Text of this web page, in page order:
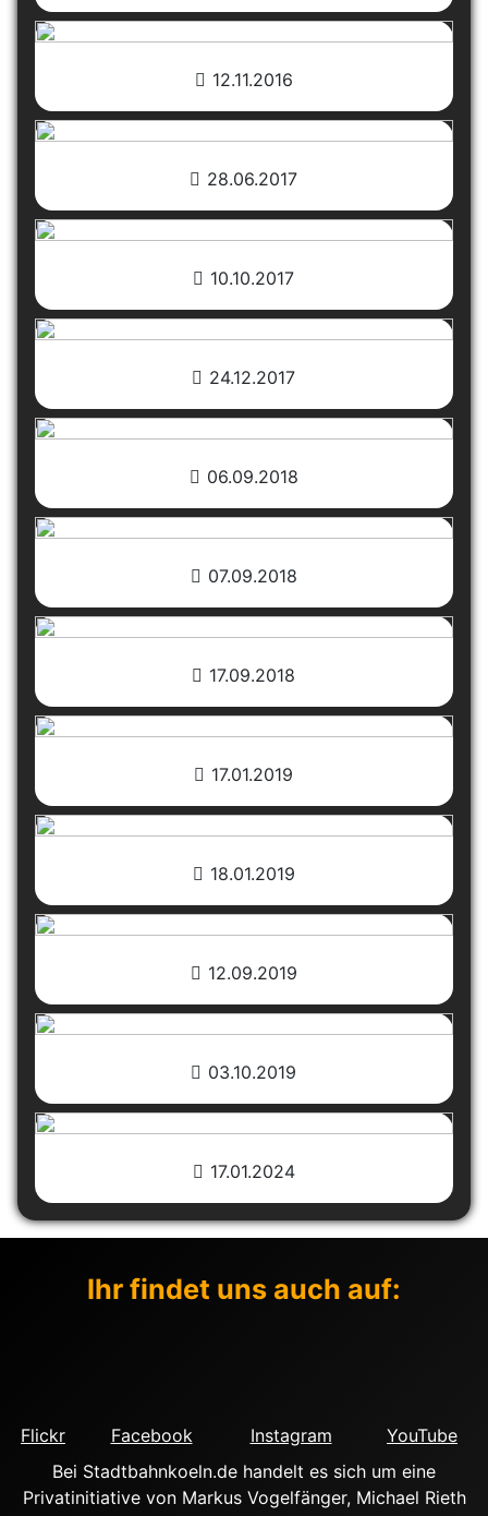
12.11.2016
28.06.2017
10.10.2017
24.12.2017
06.09.2018
07.09.2018
17.09.2018
17.01.2019
18.01.2019
12.09.2019
03.10.2019
17.01.2024
Ihr findet uns auch auf:
Flickr Facebook Instagram
YouTube
Bei Stadtbahnkoeln.de handelt es sich um eine
Privatinitiative von Markus Vogelfänger, Michael Rieth